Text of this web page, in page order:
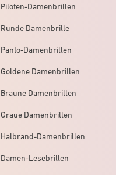
Piloten-Damenbrillen
Runde Damenbrille
Panto-Damenbrillen
Goldene Damenbrillen
Braune Damenbrillen
Graue Damenbrillen
Halbrand-Damenbrillen
Damen-Lesebrillen